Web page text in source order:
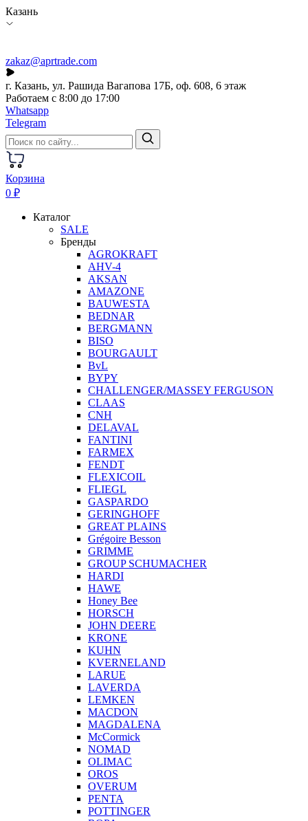
Казань
zakaz@aprtrade.com
г. Казань, ул. Рашида Вагапова 17Б, оф. 608, 6 этаж
Работаем с 8:00 до 17:00
Whatsapp
Telegram
Корзина
0 ₽
Каталог
SALE
Бренды
AGROKRAFT
AHV-4
AKSAN
AMAZONE
BAUWESTA
BEDNAR
BERGMANN
BISO
BOURGAULT
BvL
BYPY
CHALLENGER/MASSEY FERGUSON
CLAAS
CNH
DELAVAL
FANTINI
FARMEX
FENDT
FLEXICOIL
FLIEGL
GASPARDO
GERINGHOFF
GREAT PLAINS
Grégoire Besson
GRIMME
GROUP SCHUMACHER
HARDI
HAWE
Honey Bee
HORSCH
JOHN DEERE
KRONE
KUHN
KVERNELAND
LARUE
LAVERDA
LEMKEN
MACDON
MAGDALENA
McCormick
NOMAD
OLIMAC
OROS
OVERUM
PENTA
POTTINGER